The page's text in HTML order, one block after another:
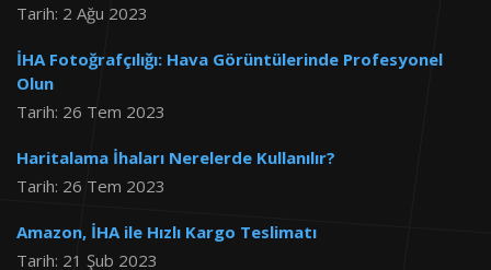
Tarih: 2 Ağu 2023
İHA Fotoğrafçılığı: Hava Görüntülerinde Profesyonel
Olun
Tarih: 26 Tem 2023
Haritalama İhaları Nerelerde Kullanılır?
Tarih: 26 Tem 2023
Amazon, İHA ile Hızlı Kargo Teslimatı
Tarih: 21 Şub 2023